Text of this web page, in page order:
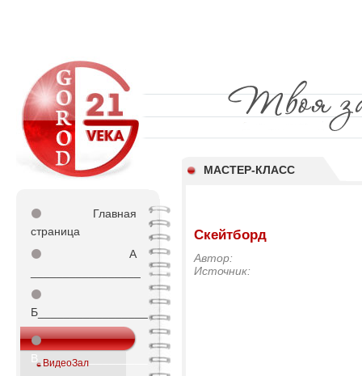
МАСТЕР-КЛАСС
⚫
Главная
страница
⚫
А
⚫
Б_________________
⚫
В_________________
ВидеоЗал
Скейтборд
Автор:
Источник: